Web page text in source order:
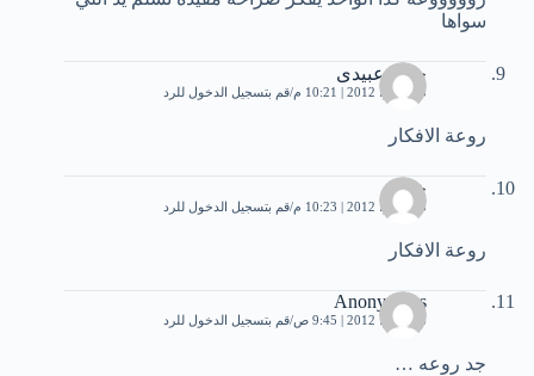
سواها
حوتة عبيدى
25 يونيو، 2012 | 10:21 م قم بتسجيل الدخول للرد
روعة الافكار
خولة
25 يونيو، 2012 | 10:23 م قم بتسجيل الدخول للرد
روعة الافكار
Anonymous
26 يونيو، 2012 | 9:45 ص قم بتسجيل الدخول للرد
جد روعه …